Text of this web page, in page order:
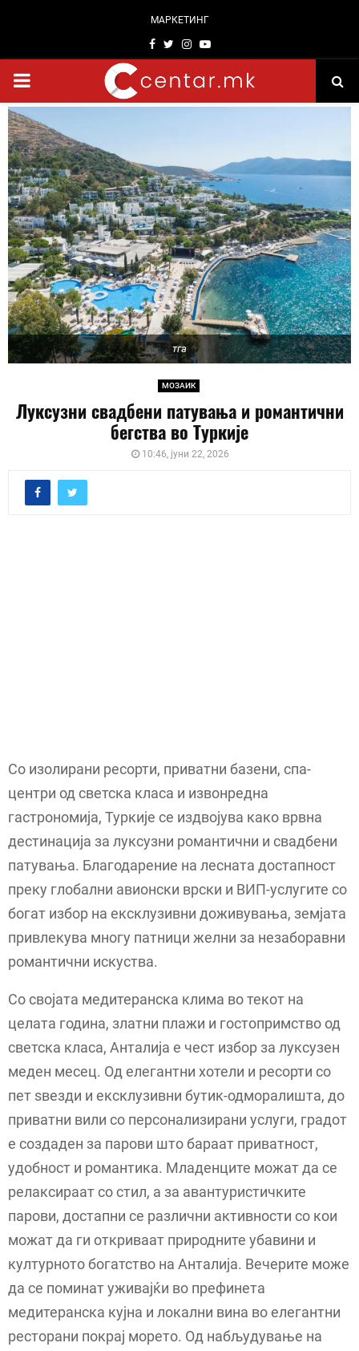
МАРКЕТИНГ
Facebook
TwitterInstagram
Youtube
PRIMARY
MENU
тга
МОЗАИК
Луксузни свадбени патувања и романтични
бегства во Туркије
10:46, јуни 22, 2026
Со изолирани ресорти, приватни базени, спа-
центри од светска класа и извонредна
гастрономија, Туркије се издвојува како врвна
дестинација за луксузни романтични и свадбени
патувања. Благодарение на лесната достапност
преку глобални авионски врски и ВИП-услугите со
богат избор на ексклузивни доживувања, земјата
привлекува многу патници желни за незаборавни
романтични искуства.
Со својата медитеранска клима во текот на
целата година, златни плажи и гостопримство од
светска класа, Анталија е чест избор за луксузен
меден месец. Од елегантни хотели и ресорти со
пет ѕвезди и ексклузивни бутик-одморалишта, до
приватни вили со персонализирани услуги, градот
е создаден за парови што бараат приватност,
удобност и романтика. Младенците можат да се
релаксираат со стил, а за авантуристичките
парови, достапни се различни активности со кои
можат да ги откриваат природните убавини и
културното богатство на Анталија. Вечерите може
да се поминат уживајќи во префинета
медитеранска кујна и локални вина во елегантни
ресторани покрај морето. Од набљудување на